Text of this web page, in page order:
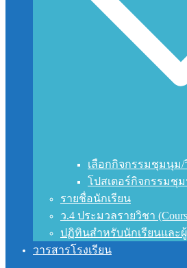
เลือกกิจกรรมชุมนุม/
โปสเตอร์กิจกรรมชุ
รายชื่อนักเรียน
ว.4 ประมวลรายวิชา
ปฏิทินสำหรับนักเรียนและ
วารสารโรงเรียน